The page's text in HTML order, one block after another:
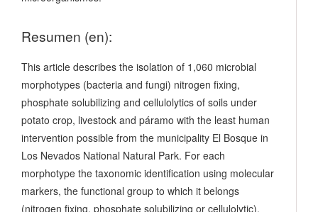
Resumen (en):
This article describes the isolation of 1,060 microbial
morphotypes (bacteria and fungi) nitrogen fixing,
phosphate solubilizing and cellulolytics of soils under
potato crop, livestock and páramo with the least human
intervention possible from the municipality El Bosque in
Los Nevados National Natural Park. For each
morphotype the taxonomic identification using molecular
markers, the functional group to which it belongs
(nitrogen fixing, phosphate solubilizing or cellulolytic),